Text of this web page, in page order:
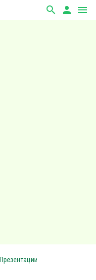
search person menu
Презентации